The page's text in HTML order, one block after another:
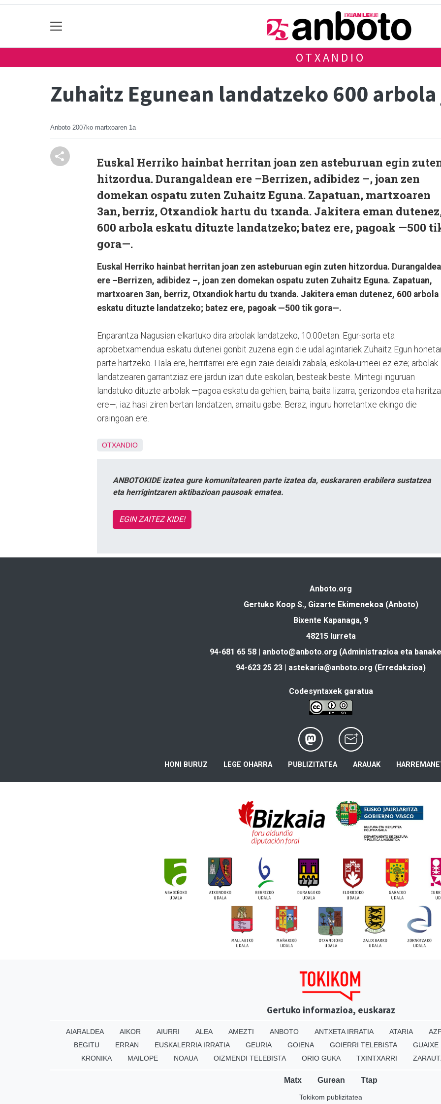
OTXANDIO
Zuhaitz Egunean landatzeko 600
Anboto 2007ko martxoaren 1a
Euskal Herriko hainbat herritan joan zen asteburuan egin
hitzordua. Durangaldean ere –Berrizen, adibidez –, joan zen
domekan ospatu zuten Zuhaitz Eguna. Zapatuan, martxoaren
3an, berriz, Otxandiok hartu du txanda. Jakitera eman
600 arbola eskatu dituzte landatzeko; batez ere, pagoak —500
gora—.
Euskal Herriko hainbat herritan joan zen asteburuan egin zuten hitzordua.
ere –Berrizen, adibidez –, joan zen domekan ospatu zuten Zuhaitz Eguna. Zapatuan,
martxoaren 3an, berriz, Otxandiok hartu du txanda. Jakitera eman dutenez, 600 arbola
eskatu dituzte landatzeko; batez ere, pagoak —500 tik gora—.
Enparantza Nagusian elkartuko dira arbolak landatzeko, 10:00etan. Egur-sorta eta
aprobetxamendua eskatu dutenei gonbit zuzena egin die udal agintariek Zuhaitz Egun
parte hartzeko. Hala ere, herritarrei ere egin zaie deialdi zabala, eskola-umeei ez eze; arbolak
landatzearen garrantziaz ere jardun izan dute eskolan, besteak beste. Mintegi inguruan
landatuko dituzte arbolak —pagoa eskatu da gehien, baina, baita lizarra, gerizondoa eta haritza
ere—; iaz hasi ziren bertan landatzen, amaitu gabe. Beraz, inguru horretantxe ekingo die
oraingoan ere.
OTXANDIO
ANBOTOKIDE izatea gure komunitatearen parte izatea da, euskararen erabilera sustatzea
eta herrigintzaren aktibazioan pausoak ematea.
EGIN ZAITEZ KIDE!
Anboto.org
Gertuko Koop S., Gizarte Ekimenekoa (Anboto)
Bixente Kapanaga, 9
48215 Iurreta
94-681 65 58 | anboto@anboto.org (Administrazioa eta
94-623 25 23 | astekaria@anboto.org (Erredakzioa)
Codesyntaxek garatua
HONI BURUZ LEGE OHARRA PUBLIZITATEA ARAUAK
Gertuko informazioa, euskaraz
AIARALDEA AIKOR AIURRI ALEA AMEZTI ANBOTO ANTXETA IRRATIA ATARIA
BEGITU
ERRAN EUSKALERRIA IRRATIA GEURIA GOIENA GOIERRI TELEBISTA
GUAIXE
KRONIKA
MAILOPE NOAUA OIZMENDI TELEBISTA ORIO GUKA TXINTXARRI
Matx Gurean Ttap
Tokikom publizitatea